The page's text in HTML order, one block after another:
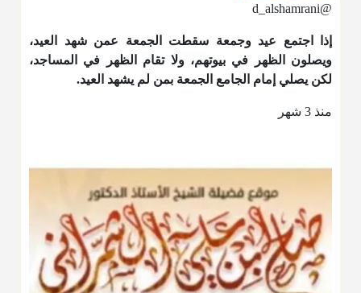
@d_alshamrani
إذا اجتمع عيد وجمعة سقطت الجمعة عمن شهد العيد،
ويصلون الظهر في بيوتهم، ولا تقام الظهر في المساجد،
لكن يصلي إمام الجامع الجمعة بمن لم يشهد العيد.
منذ 3 شهر